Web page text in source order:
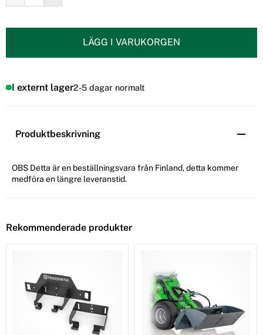
LÄGG I VARUKORGEN
I externt lager2-5 dagar normalt
Produktbeskrivning
OBS Detta är en beställningsvara från Finland, detta kommer
medföra en längre leveranstid.
Rekommenderade produkter